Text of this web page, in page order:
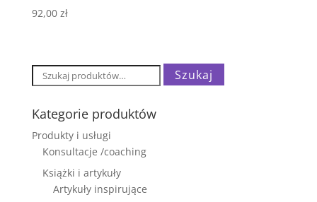
92,00 zł
Szukaj: Szukaj
Kategorie produktów
Produkty i usługi
Konsultacje /coaching
Książki i artykuły
Artykuły inspirujące